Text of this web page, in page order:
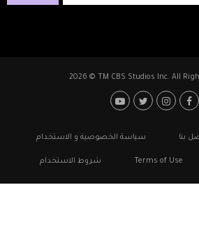
2026 © TM CBS Studios Inc. All
بنا سياسة الخصوصية و الاستخدام
Terms of Use شروط الاستخدام